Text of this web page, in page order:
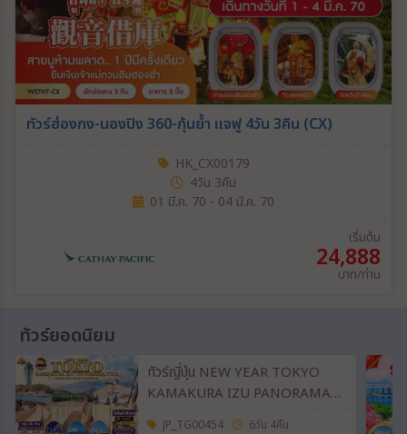
ทัวร์ฮ่องกง-นองปิง 360-กุ้นย้ำ แจฟู 4วัน 3คืน (CX)
HK_CX00179
4วัน 3คืน
01 มี.ค. 70 - 04 มี.ค. 70
เริ่มต้น
24,888
บาท/ท่าน
ทัวร์ยอดนิยม
ทัวร์ญี่ปุ่น NEW YEAR TOKYO
KAMAKURA IZU PANORAMA
FUJI 6วัน 4คืน (TG)
JP_TG00454 6วัน 4คืน